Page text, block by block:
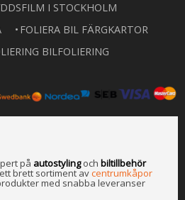
I STOCKHOLM
FOLIERA BIL FÄRGKARTOR
BILFOLIERING
på autostylingoch biltillbehör
brett sortiment avcentrumkåpor
med snabba leveranser